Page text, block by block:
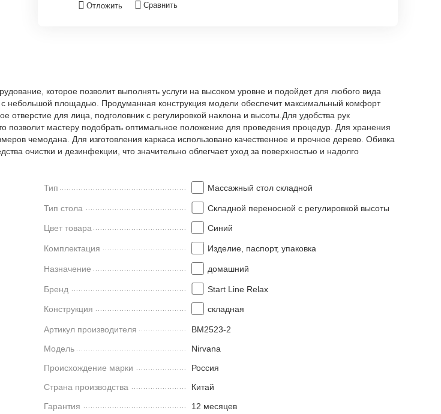
Отложить Сравнить
которое позволит выполнять услуги на высоком уровне и подойдет для любого вида
небольшой площадью. Продуманная конструкция модели обеспечит максимальный комфорт
для лица, подголовник с регулировкой наклона и высоты.Для удобства рук
позволит мастеру подобрать оптимальное положение для проведения процедур. Для хранения
чемодана. Для изготовления каркаса использовано качественное и прочное дерево. Обивка
очистки и дезинфекции, что значительно облегчает уход за поверхностью и надолго
Тип Массажный стол складной
Тип стола Складной переносной с регулировкой высоты
Цвет товара Синий
Комплектация Изделие, паспорт, упаковка
Назначение домашний
Бренд Start Line Relax
Конструкция складная
Артикул производителя
BM2523-2
Модель
Nirvana
Происхождение марки
Россия
Страна производства
Китай
Гарантия
12 месяцев